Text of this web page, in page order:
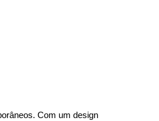
Com um design